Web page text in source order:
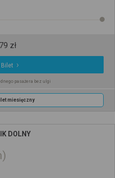
79 zł
Bilet
pasażera bez ulgi
miesięczny
DOLNY